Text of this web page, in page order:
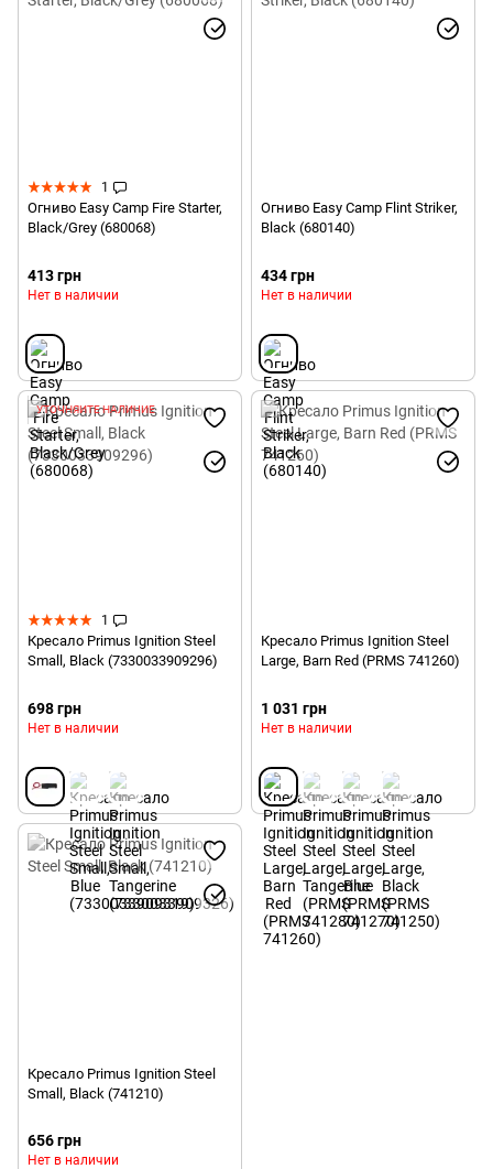
1
Огниво Easy Camp Fire Starter,
Black/Grey (680068)
413 грн
Нет в наличии
Огниво Easy Camp Flint Striker,
Black (680140)
434 грн
Нет в наличии
УТОЧНЯЙТЕ НАЛИЧИЕ
1
Кресало Primus Ignition Steel
Small, Black (7330033909296)
698 грн
Нет в наличии
Кресало Primus Ignition Steel
Large, Barn Red (PRMS 741260)
1 031 грн
Нет в наличии
Кресало Primus Ignition Steel
Small, Black (741210)
656 грн
Нет в наличии